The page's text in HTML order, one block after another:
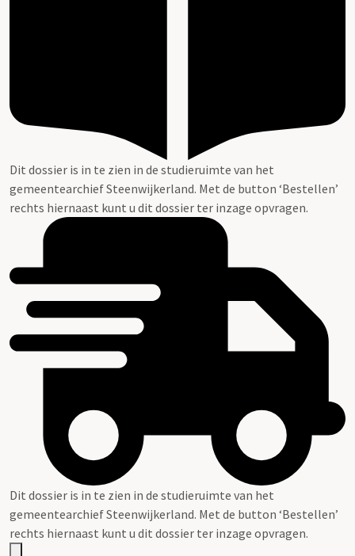
Dit dossier is in te zien in de studieruimte van het
gemeentearchief Steenwijkerland. Met de button ‘Bestellen’
rechts hiernaast kunt u dit dossier ter inzage opvragen.
Dit dossier is in te zien in de studieruimte van het
gemeentearchief Steenwijkerland. Met de button ‘Bestellen’
rechts hiernaast kunt u dit dossier ter inzage opvragen.